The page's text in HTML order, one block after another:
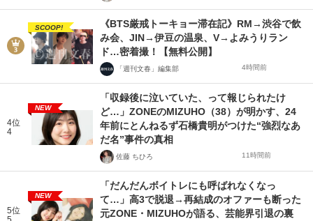
SCOOP!
《BTS厳戒トーキョー滞在記》RM→渋谷で飲
み会、JIN→伊豆の温泉、V→よみうりラン
ド…密着撮！【無料公開】
「週刊文春」編集部 4時間前
4位
4
NEW
「収録後に泣いていた、って報じられたけ
ど…」ZONEのMIZUHO（38）が明かす、24
年前にとんねるず石橋貴明がつけた“強烈なあ
だ名”事件の真相
佐藤 ちひろ 11時間前
5位
NEW
「だんだんボイトレにも呼ばれなくなっ
て…」高3で脱退→再結成のオファーも断った
元ZONE・MIZUHOが語る、芸能界引退の裏